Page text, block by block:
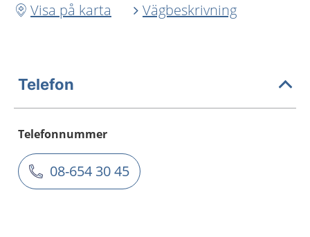
Visa på karta
Vägbeskrivning
Telefon
Telefonnummer
08-654 30 45